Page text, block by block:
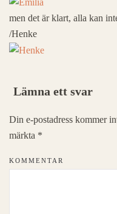
men det är klart, alla kan
/Henke
Lämna ett svar
Din e-postadress kommer
märkta *
KOMMENTAR